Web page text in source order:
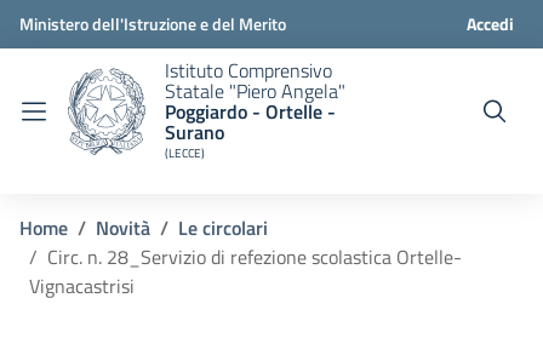
Ministero dell'Istruzione e del Merito Accedi
Istituto Comprensivo
Statale "Piero Angela"
Poggiardo - Ortelle -
Surano
(LECCE)
Home Novità
Le circolari
Circ. n. 28_Servizio di refezione scolastica Ortelle-
Vignacastrisi